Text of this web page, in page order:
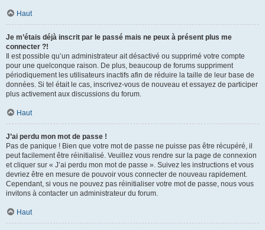
Haut
Je m’étais déjà inscrit par le passé mais ne peux à présent plus me
connecter ?!
Il est possible qu’un administrateur ait désactivé ou supprimé votre compte
pour une quelconque raison. De plus, beaucoup de forums suppriment
périodiquement les utilisateurs inactifs afin de réduire la taille de leur base de
données. Si tel était le cas, inscrivez-vous de nouveau et essayez de participer
plus activement aux discussions du forum.
Haut
J’ai perdu mon mot de passe !
Pas de panique ! Bien que votre mot de passe ne puisse pas être récupéré, il
peut facilement être réinitialisé. Veuillez vous rendre sur la page de connexion
et cliquer sur « J’ai perdu mon mot de passe ». Suivez les instructions et vous
devriez être en mesure de pouvoir vous connecter de nouveau rapidement.
Cependant, si vous ne pouvez pas réinitialiser votre mot de passe, nous vous
invitons à contacter un administrateur du forum.
Haut